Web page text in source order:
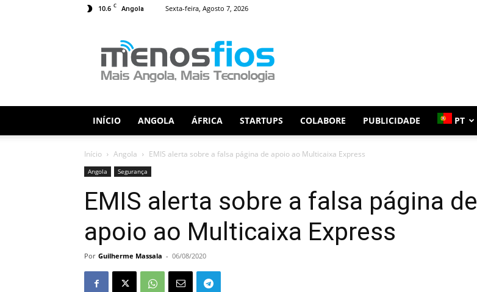
10.6 C Angola Sexta-feira, Agosto 7, 2026
Fios
INÍCIO ANGOLA ÁFRICA STARTUPS COLABORE PUBLICIDADE PT
Início Angola EMIS alerta sobre a falsa página de apoio ao Multicaixa Express
Angola Segurança
EMIS alerta sobre a falsa página de
apoio ao Multicaixa Express
Por Guilherme Massala - 06/08/2020